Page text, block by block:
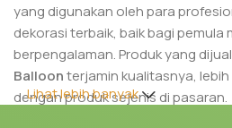
yang digunakan oleh para
dekorasi terbaik, baik bagi
berpengalaman. Produk yang
Balloonterjamin kualitasnya,
dengan produk sejenis di pasaran.
Lihat lebih banyak